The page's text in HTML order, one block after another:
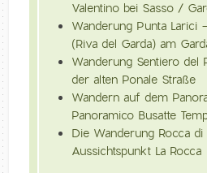
Valentino bei Sasso /
Wanderung Punta Larici
(Riva del Garda) am
Wanderung Sentiero del
der alten Ponale Straße
Wandern auf dem
Panoramico Busatte
Die Wanderung Rocca
Aussichtspunkt La Rocca